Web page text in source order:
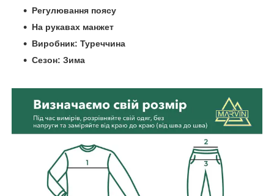
Регулювання поясу
На рукавах манжет
Виробник: Туреччина
Сезон: Зима